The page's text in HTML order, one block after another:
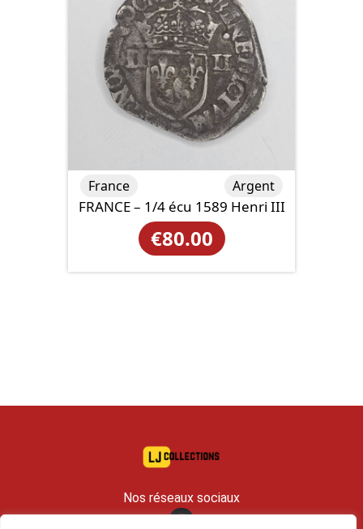
FRANCE – 1/4 écu 1589 Henri III
€80.00
France Argent
Nos réseaux sociaux